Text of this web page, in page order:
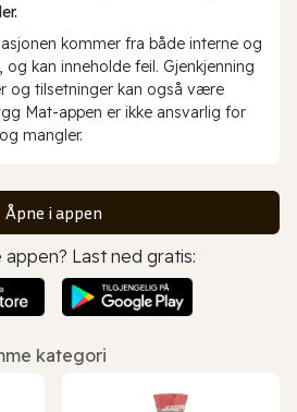
kommer fra både interne og
og kan inneholde feil. Gjenkjenning
og tilsetninger kan også være
Mat-appen er ikke ansvarlig for
mangler.
Åpne i appen
appen? Last ned gratis:
kategori